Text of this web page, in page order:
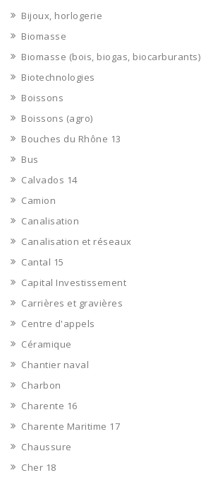
Bijoux, horlogerie
Biomasse
Biomasse (bois, biogas, biocarburants)
Biotechnologies
Boissons
Boissons (agro)
Bouches du Rhône 13
Bus
Calvados 14
Camion
Canalisation
Canalisation et réseaux
Cantal 15
Capital Investissement
Carrières et gravières
Centre d'appels
Céramique
Chantier naval
Charbon
Charente 16
Charente Maritime 17
Chaussure
Cher 18